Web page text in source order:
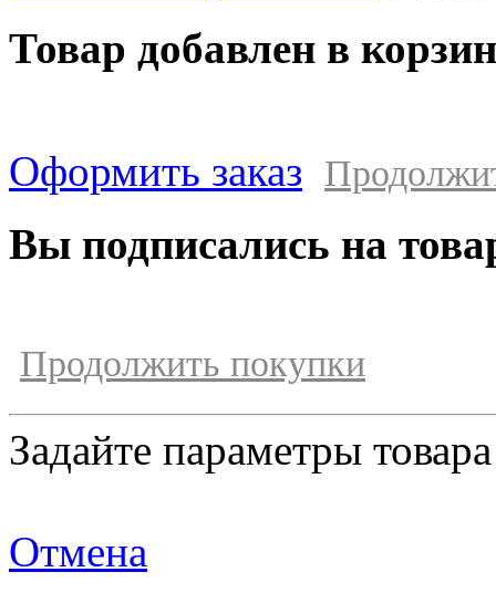
Товар добавлен в
Оформить заказ
Вы подписались на
Продолжить покупки
Задайте параметры товара
Отмена